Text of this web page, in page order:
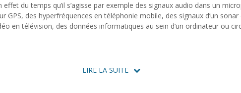
du temps qu’il s’agisse par exemple des signaux audio dans un
GPS, des hyperfréquences en téléphonie mobile, des signaux d’un
en télévision, des données informatiques au sein d’un ordinateur ou
mais on y observe des fluctuations dues à de nombreux facteurs (par
LIRE LA SUITE